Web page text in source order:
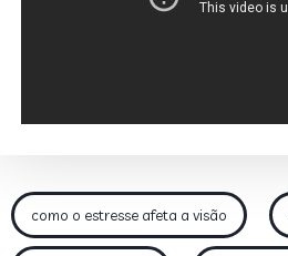
como o estresse afeta a visão